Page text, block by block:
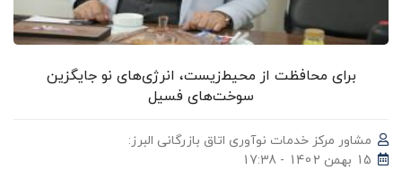
برای محافظت از محیط‌زیست، انرژی‌های نو جایگزین
سوخت‌های فسیل
مشاور مرکز خدمات نوآوری اتاق بازرگانی البرز:
15 بهمن 1402 - 17:38